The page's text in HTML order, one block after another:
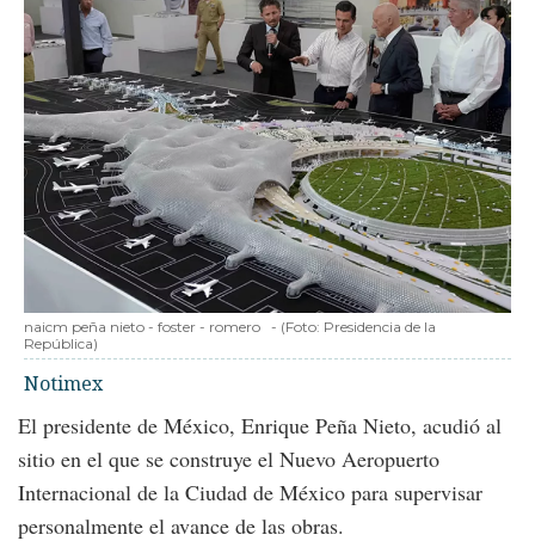
naicm peña nieto - foster - romero - (Foto: Presidencia de la
República)
Notimex
El presidente de México, Enrique Peña Nieto, acudió al
sitio en el que se construye el Nuevo Aeropuerto
Internacional de la Ciudad de México para supervisar
personalmente el avance de las obras.